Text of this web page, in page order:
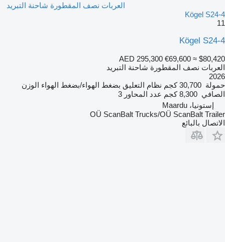
العربات نصف المقطورة شاحنة التبريد
Kögel S24-4
11
Kögel S24-4
AED 295,300 €69,600 ≈ $80,420
العربات نصف المقطورة شاحنة التبريد
2026
حمولة 30,700 كجم نظام التعليق بضغط الهواء/بضغط الهواء الوزن
الصافي 8,300 كجم عدد المحاور 3
إستونيا، Maardu
OÜ ScanBalt Trucks/OÜ ScanBalt Trailer
الاتصال بالبائع